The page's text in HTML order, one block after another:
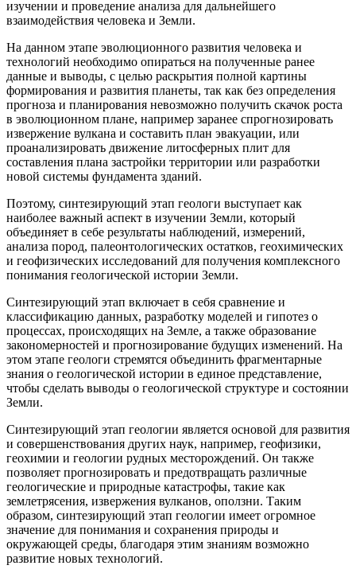
изучении и проведение анализа для дальнейшего
взаимодействия человека и Земли.
На данном этапе эволюционного развития человека и
технологий необходимо опираться на полученные ранее
данные и выводы, с целью раскрытия полной картины
формирования и развития планеты, так как без определения
прогноза и планирования невозможно получить скачок роста
в эволюционном плане, например заранее спрогнозировать
извержение вулкана и составить план эвакуации, или
проанализировать движение литосферных плит для
составления плана застройки территории или разработки
новой системы фундамента зданий.
Поэтому, синтезирующий этап геологи выступает как
наиболее важный аспект в изучении Земли, который
объединяет в себе результаты наблюдений, измерений,
анализа пород, палеонтологических остатков, геохимических
и геофизических исследований для получения комплексного
понимания геологической истории Земли.
Синтезирующий этап включает в себя сравнение и
классификацию данных, разработку моделей и гипотез о
процессах, происходящих на Земле, а также образование
закономерностей и прогнозирование будущих изменений. На
этом этапе геологи стремятся объединить фрагментарные
знания о геологической истории в единое представление,
чтобы сделать выводы о геологической структуре и состоянии
Земли.
Синтезирующий этап геологии является основой для развития
и совершенствования других наук, например, геофизики,
геохимии и геологии рудных месторождений. Он также
позволяет прогнозировать и предотвращать различные
геологические и природные катастрофы, такие как
землетрясения, извержения вулканов, оползни. Таким
образом, синтезирующий этап геологии имеет огромное
значение для понимания и сохранения природы и
окружающей среды, благодаря этим знаниям возможно
развитие новых технологий.